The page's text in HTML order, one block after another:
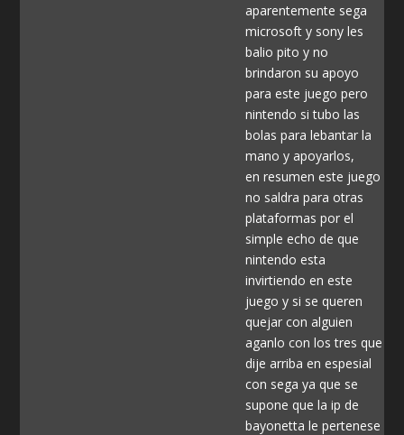
aparentemente sega
microsoft y sony les
balio pito y no
brindaron su apoyo
para este juego pero
nintendo si tubo las
bolas para lebantar la
mano y apoyarlos,
en resumen este juego
no saldra para otras
plataformas por el
simple echo de que
nintendo esta
invirtiendo en este
juego y si se queren
quejar con alguien
aganlo con los tres que
dije arriba en espesial
con sega ya que se
supone que la ip de
bayonetta le pertenese